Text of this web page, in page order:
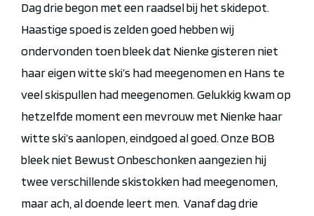
Dag drie begon met een raadsel bij het skidepot.
Haastige spoed is zelden goed hebben wij
ondervonden toen bleek dat Nienke gisteren niet
haar eigen witte ski’s had meegenomen en Hans te
veel skispullen had meegenomen. Gelukkig kwam op
hetzelfde moment een mevrouw met Nienke haar
witte ski’s aanlopen, eindgoed al goed. Onze BOB
bleek niet BewustOnbeschonkenaangezien hij
twee verschillende skistokken had meegenomen,
maar ach, al doende leert men. Vanaf dag drie